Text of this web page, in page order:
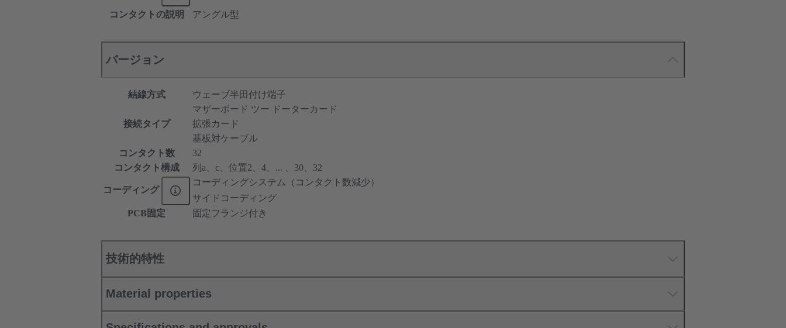
コンタクトの説明 アングル型
バージョン
結線方式 ウェーブ半田付け端子
接続タイプ
マザーボード ツー ドーターカード
拡張カード
基板対ケーブル
コンタクト数
32
コンタクト構成
列a、c、位置2、4、... 、30、32
コーディング
コーディングシステム（コンタクト数減少）
サイドコーディング
PCB固定
固定フランジ付き
技術的特性
Material properties